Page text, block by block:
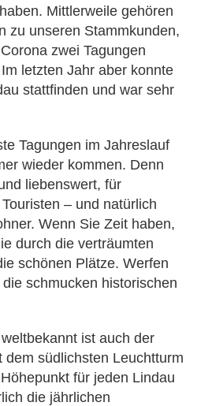
Mittlerweile gehören
zu unseren Stammkunden,
zwei Tagungen
letzten Jahr aber konnte
stattfinden und war sehr
Tagungen im Jahreslauf
wieder kommen. Denn
liebenswert, für
– und natürlich
Wenn Sie Zeit haben,
durch die verträumten
schönen Plätze. Werfen
schmucken historischen
ist auch der
dem südlichsten Leuchtturm
für jeden Lindau
die jährlichen